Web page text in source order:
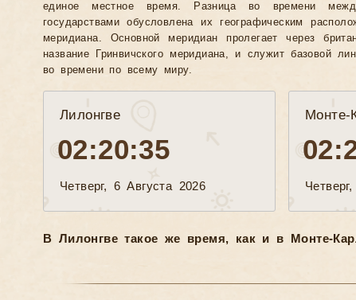
единое местное время. Разница во времени
государствами обусловлена их географическим
меридиана. Основной меридиан пролегает через
название Гринвичского меридиана, и служит базовой
во времени по всему миру.
Лилонгве
02:20:37
Четверг, 6 Августа 2026
Монте-
В Лилонгве такое же время, как и в Монте-